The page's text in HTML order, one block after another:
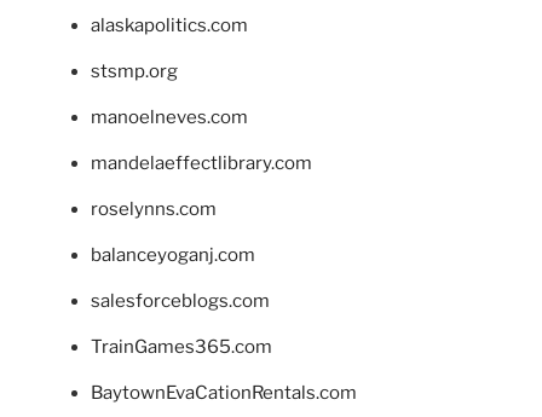
alaskapolitics.com
stsmp.org
manoelneves.com
mandelaeffectlibrary.com
roselynns.com
balanceyoganj.com
salesforceblogs.com
TrainGames365.com
BaytownEvaCationRentals.com